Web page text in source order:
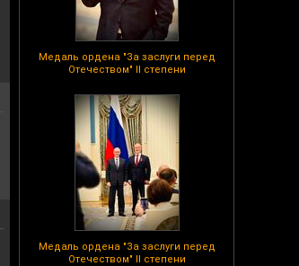
Медаль ордена "За заслуги перед
Отечеством" II степени
Медаль ордена "За заслуги перед
Отечеством" II степени